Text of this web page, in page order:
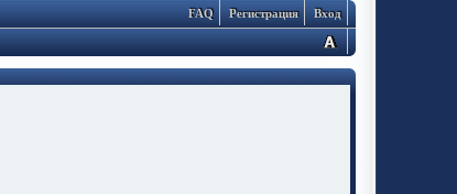
Вход
Регистрация
FAQ